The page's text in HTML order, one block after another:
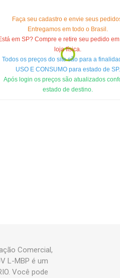
Faça seu cadastro e envie seus
Entregamos em todo o Brasil.
em SP? Compre e retire seu pedido
loja física.
Todos os preços do site são para a
USO E CONSUMO para estado de SP.
Após login os preços são atualizados
estado de destino.
Comercial,
L-MBP é um
Você pode